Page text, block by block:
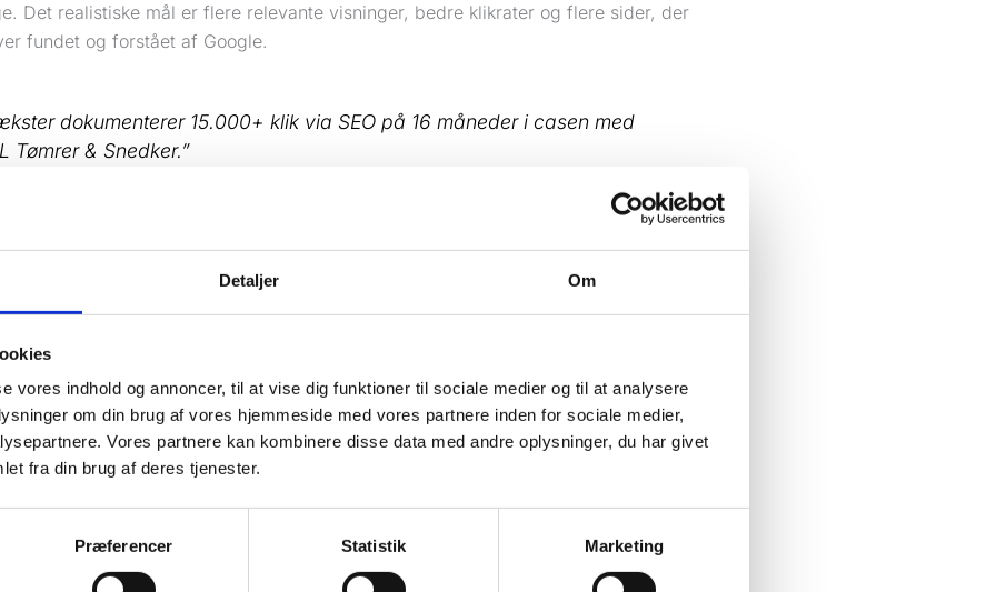
Detaljer Om
vores indhold og annoncer, til at vise dig funktioner til sociale medier og til at analysere
om din brug af vores hjemmeside med vores partnere inden for sociale medier,
Vores partnere kan kombinere disse data med andre oplysninger, du har givet
fra din brug af deres tjenester.
Præferencer Statistik Marketing
Det realistiske mål er flere relevante visninger, bedre klikrater og flere sider, der
fundet og forstået af Google.
dokumenterer 15.000+ klik via SEO på 16 måneder i casen med
Tømrer & Snedker.”
dog ikke grundreglen: SEO virker kun, hvis der er søgevolumen, tydelige
og et site, der kan crawles. Hvis du kun har en forside og en kontakt-side, er
manglende backlinks. Det er næsten altid manglende struktur og for lidt
skal være på plads før du går i gang?
adgang tilGoogle Search Console, dit CMS og dine vigtigste servicesider. Uden
arbejder du i blinde.
søgeordsresearch. I praksis starter det ofte med adgang, måling og oprydning.